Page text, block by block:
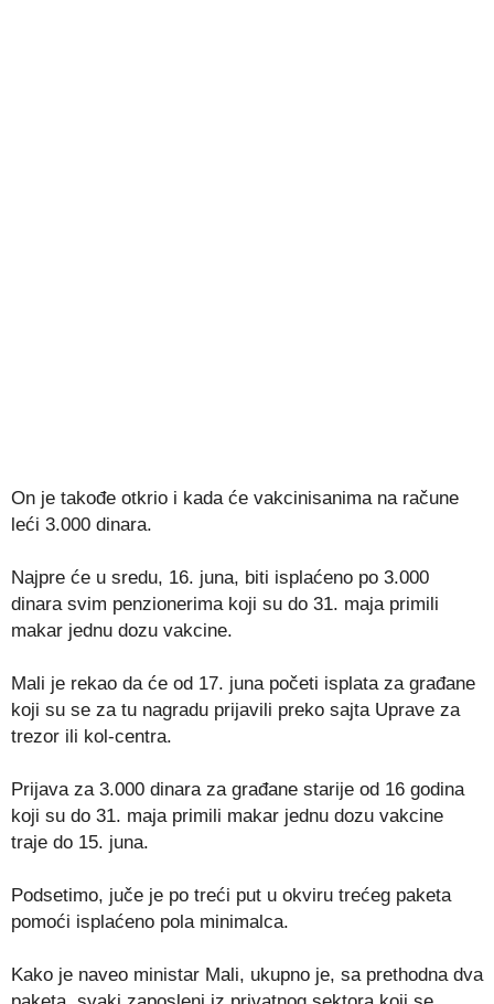
On je takođe otkrio i kada će vakcinisanima na račune
leći 3.000 dinara.
Najpre će u sredu, 16. juna, biti isplaćeno po 3.000
dinara svim penzionerima koji su do 31. maja primili
makar jednu dozu vakcine.
Mali je rekao da će od 17. juna početi isplata za građane
koji su se za tu nagradu prijavili preko sajta Uprave za
trezor ili kol-centra.
Prijava za 3.000 dinara za građane starije od 16 godina
koji su do 31. maja primili makar jednu dozu vakcine
traje do 15. juna.
Podsetimo, juče je po treći put u okviru trećeg paketa
pomoći isplaćeno pola minimalca.
Kako je naveo ministar Mali, ukupno je, sa prethodna dva